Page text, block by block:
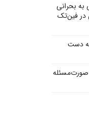
به بحرانی
در فین‌تک
به دست
صورت‌مسئله